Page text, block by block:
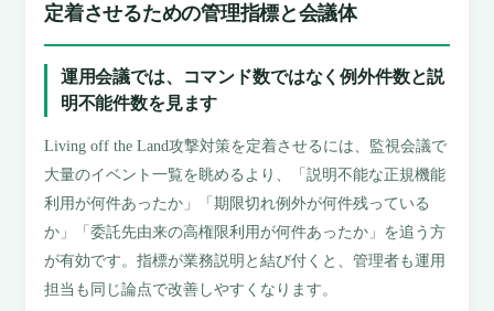
定着させるための管理指標と会議体
運用会議では、コマンド数ではなく例外件数と説
明不能件数を見ます
Living off the Land攻撃対策を定着させるには、監視会議で
大量のイベント一覧を眺めるより、「説明不能な正規機能
利用が何件あったか」「期限切れ例外が何件残っている
か」「委託先由来の高権限利用が何件あったか」を追う方
が有効です。指標が業務説明と結び付くと、管理者も運用
担当も同じ論点で改善しやすくなります。